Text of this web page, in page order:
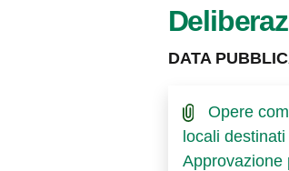
DATA
Opere
locali
Approvazione